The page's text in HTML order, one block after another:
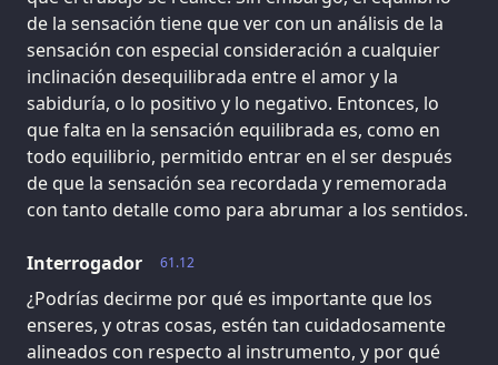
de la sensación tiene que ver con un análisis de la
sensación con especial consideración a cualquier
inclinación desequilibrada entre el amor y la
sabiduría, o lo positivo y lo negativo. Entonces, lo
que falta en la sensación equilibrada es, como en
todo equilibrio, permitido entrar en el ser después
de que la sensación sea recordada y rememorada
con tanto detalle como para abrumar a los sentidos.
61.12
Interrogador
¿Podrías decirme por qué es importante que los
enseres, y otras cosas, estén tan cuidadosamente
alineados con respecto al instrumento, y por qué